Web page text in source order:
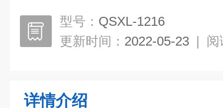
型号： QSXL-1216
更新时间： 2022-05-23 | 阅
详情介绍